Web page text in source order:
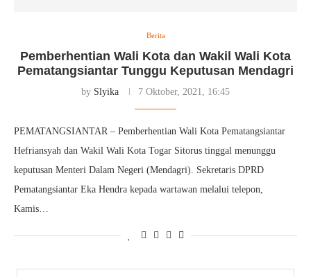
Berita
Pemberhentian Wali Kota dan Wakil Wali Kota
Pematangsiantar Tunggu Keputusan Mendagri
by Slyika 7 Oktober, 2021, 16:45
PEMATANGSIANTAR – Pemberhentian Wali Kota Pematangsiantar
Hefriansyah dan Wakil Wali Kota Togar Sitorus tinggal menunggu
keputusan Menteri Dalam Negeri (Mendagri). Sekretaris DPRD
Pematangsiantar Eka Hendra kepada wartawan melalui telepon,
Kamis…